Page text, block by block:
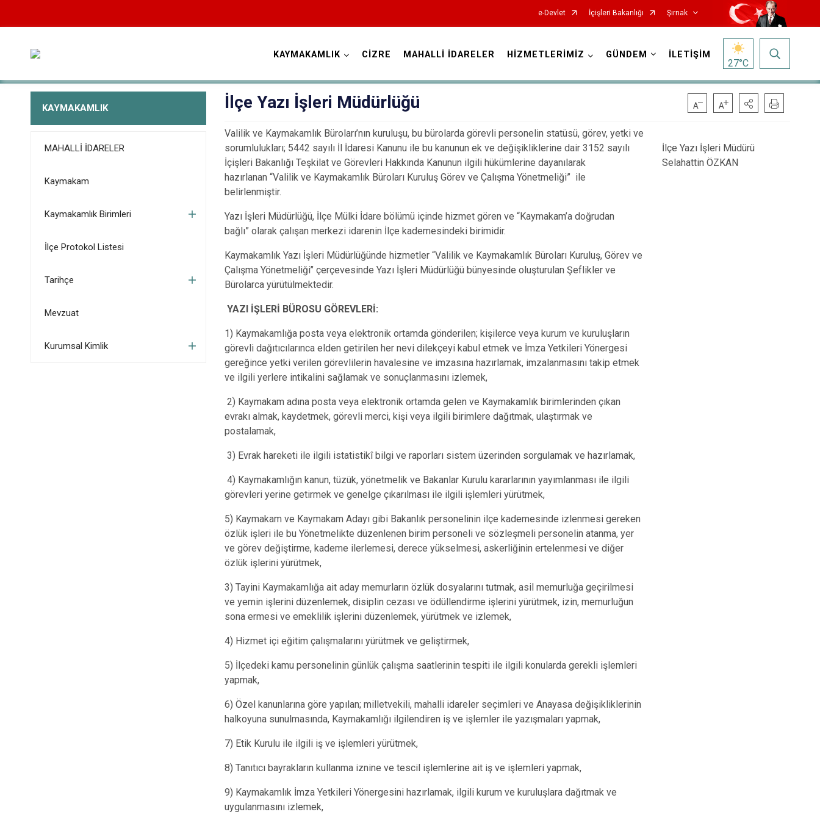
e-Devlet İçişleri Bakanlığı Şırnak
Cizre
İdil
KAYMAKAMLIK CİZRE MAHALLİ İDARELER HİZMETLERİMİZ GÜNDEM İLETİŞİM
27°C
KAYMAKAMLIK
MAHALLİ İDARELER
Kaymakam
Kaymakamlık Birimleri
İlçe Protokol Listesi
Tarihçe
Mevzuat
Kurumsal Kimlik
İlçe Yazı İşleri Müdürlüğü
Valilik ve Kaymakamlık Büroları’nın kuruluşu, bu bürolarda görevli personelin statüsü, görev, yetki ve
sorumlulukları; 5442 sayılı İl İdaresi Kanunu ile bu kanunun ek ve değişikliklerine dair 3152 sayılı
İçişleri Bakanlığı Teşkilat ve Görevleri Hakkında Kanunun ilgili hükümlerine dayanılarak
hazırlanan “Valilik ve Kaymakamlık Büroları Kuruluş Görev ve Çalışma Yönetmeliği” ile
belirlenmiştir.
Yazı İşleri Müdürlüğü, İlçe Mülki İdare bölümü içinde hizmet gören ve “Kaymakam’a doğrudan
bağlı” olarak çalışan merkezi idarenin İlçe kademesindeki birimidir.
Kaymakamlık Yazı İşleri Müdürlüğünde hizmetler “Valilik ve Kaymakamlık Büroları Kuruluş, Görev ve
Çalışma Yönetmeliği’’ çerçevesinde Yazı İşleri Müdürlüğü bünyesinde oluşturulan Şeflikler ve
Bürolarca yürütülmektedir.
YAZI İŞLERİ BÜROSU GÖREVLERİ:
1) Kaymakamlığa posta veya elektronik ortamda gönderilen; kişilerce veya kurum ve kuruluşların
görevli dağıtıcılarınca elden getirilen her nevi dilekçeyi kabul etmek ve İmza Yetkileri Yönergesi
gereğince yetki verilen görevlilerin havalesine ve imzasına hazırlamak, imzalanmasını takip etmek
ve ilgili yerlere intikalini sağlamak ve sonuçlanmasını izlemek,
2) Kaymakam adına posta veya elektronik ortamda gelen ve Kaymakamlık birimlerinden çıkan
evrakı almak, kaydetmek, görevli merci, kişi veya ilgili birimlere dağıtmak, ulaştırmak ve
postalamak,
3) Evrak hareketi ile ilgili istatistikî bilgi ve raporları sistem üzerinden sorgulamak ve hazırlamak,
4) Kaymakamlığın kanun, tüzük, yönetmelik ve Bakanlar Kurulu kararlarının yayımlanması ile ilgili
görevleri yerine getirmek ve genelge çıkarılması ile ilgili işlemleri yürütmek,
5) Kaymakam ve Kaymakam Adayı gibi Bakanlık personelinin ilçe kademesinde izlenmesi gereken
özlük işleri ile bu Yönetmelikte düzenlenen birim personeli ve sözleşmeli personelin atanma, yer
ve görev değiştirme, kademe ilerlemesi, derece yükselmesi, askerliğinin ertelenmesi ve diğer
özlük işlerini yürütmek,
3) Tayini Kaymakamlığa ait aday memurların özlük dosyalarını tutmak, asil memurluğa geçirilmesi
ve yemin işlerini düzenlemek, disiplin cezası ve ödüllendirme işlerini yürütmek, izin, memurluğun
sona ermesi ve emeklilik işlerini düzenlemek, yürütmek ve izlemek,
4) Hizmet içi eğitim çalışmalarını yürütmek ve geliştirmek,
5) İlçedeki kamu personelinin günlük çalışma saatlerinin tespiti ile ilgili konularda gerekli işlemleri
yapmak,
6) Özel kanunlarına göre yapılan; milletvekili, mahalli idareler seçimleri ve Anayasa değişikliklerinin
halkoyuna sunulmasında, Kaymakamlığı ilgilendiren iş ve işlemler ile yazışmaları yapmak,
7) Etik Kurulu ile ilgili iş ve işlemleri yürütmek,
8) Tanıtıcı bayrakların kullanma iznine ve tescil işlemlerine ait iş ve işlemleri yapmak,
9) Kaymakamlık İmza Yetkileri Yönergesini hazırlamak, ilgili kurum ve kuruluşlara dağıtmak ve
uygulanmasını izlemek,
İlçe Yazı İşleri Müdürü
Selahattin ÖZKAN